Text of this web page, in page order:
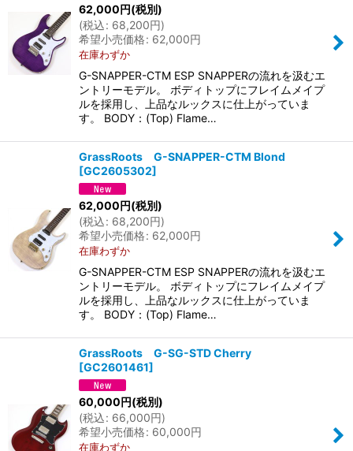
62,000円(税別)
(税込: 68,200円)
希望小売価格: 62,000円
在庫わずか
G-SNAPPER-CTM ESP SNAPPERの流れを汲むエ
ントリーモデル。 ボディトップにフレイムメイプ
ルを採用し、上品なルックスに仕上がっていま
す。 BODY：(Top) Flame…
GrassRoots G-SNAPPER-CTM Blond
[GC2605302]
62,000円(税別)
(税込: 68,200円)
希望小売価格: 62,000円
在庫わずか
G-SNAPPER-CTM ESP SNAPPERの流れを汲むエ
ントリーモデル。 ボディトップにフレイムメイプ
ルを採用し、上品なルックスに仕上がっていま
す。 BODY：(Top) Flame…
GrassRoots G-SG-STD Cherry
[GC2601461]
60,000円(税別)
(税込: 66,000円)
希望小売価格: 60,000円
在庫わずか